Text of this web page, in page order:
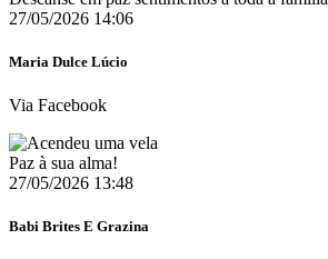
27/05/2026 14:06
Maria Dulce Lúcio
Via Facebook
Paz à sua alma!
27/05/2026 13:48
Babi Brites E Grazina